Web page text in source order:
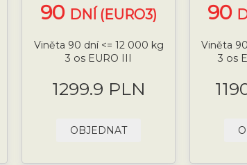
90 DNÍ (EURO3)
Viněta 90 dní <= 12 000 kg
3 os EURO III
1299.9 PLN
OBJEDNAT
90
Viněta
3 os